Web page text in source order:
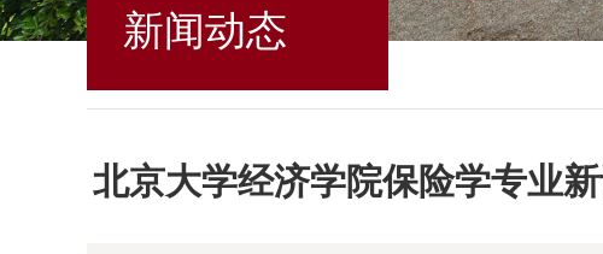
新闻动态
北京大学经济学院保险学专业